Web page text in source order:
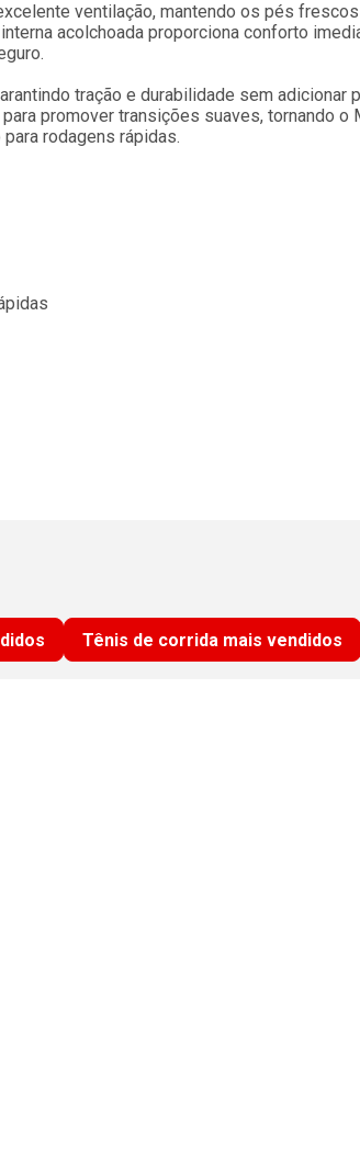
ventilação, mantendo os pés
acolchoada proporciona conforto
tração e durabilidade sem adicionar
promover transições suaves, tornando o
rodagens rápidas.
Tênis de corrida mais vendidos